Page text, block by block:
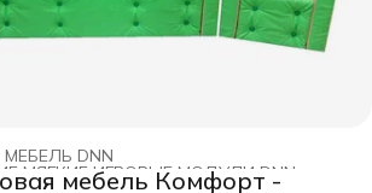
DNN
МЯГКИЕ ИГРОВЫЕ МОДУЛИ DNN
мебель Комфорт -